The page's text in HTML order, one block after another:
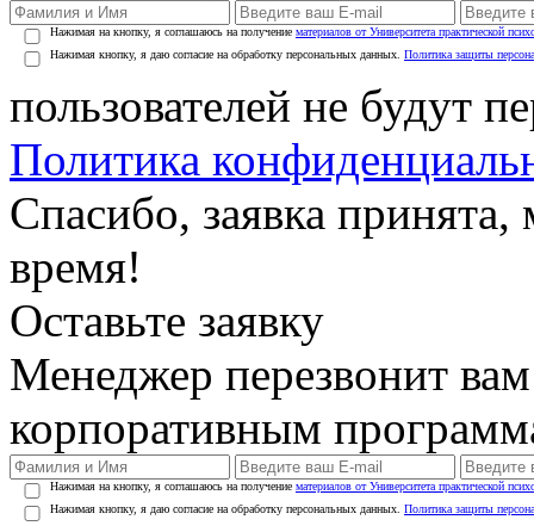
Нажимая на кнопку, я соглашаюсь на получение материалов от Университета практической
Нажимая кнопку, я даю согласие на обработку персональных данных. Политика защиты
пользователей не будут
Политика
Спасибо, заявка
время!
Оставьте заявку
Менеджер перезвонит
корпоративным
Нажимая на кнопку, я соглашаюсь на получение материалов от Университета практической
Нажимая кнопку, я даю согласие на обработку персональных данных. Политика защиты